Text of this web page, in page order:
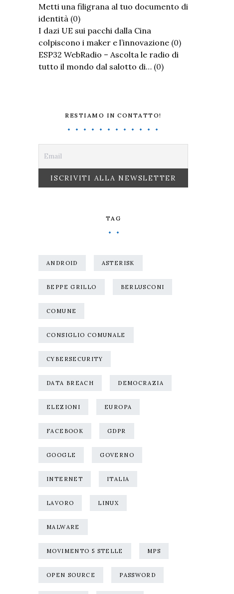
Metti una filigrana al tuo documento di
identità (0)
I dazi UE sui pacchi dalla Cina
colpiscono i maker e l’innovazione (0)
ESP32 WebRadio – Ascolta le radio di
tutto il mondo dal salotto di… (0)
RESTIAMO IN CONTATTO!
TAG
ANDROID ASTERISK
BEPPE GRILLO BERLUSCONI
COMUNE
CONSIGLIO COMUNALE
CYBERSECURITY
DATA BREACH DEMOCRAZIA
ELEZIONI EUROPA
FACEBOOK GDPR
GOOGLE GOVERNO
INTERNET ITALIA
LAVORO LINUX
MALWARE
MOVIMENTO 5 STELLE MPS
OPEN SOURCE PASSWORD